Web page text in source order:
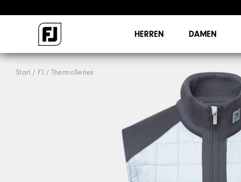
HERREN DAMEN
Start FJ ThermoSeries